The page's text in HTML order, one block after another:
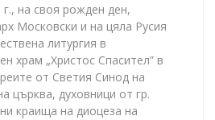
на своя рожден ден,
Московски и на цяла Русия
литургия в
храм „Христос Спасител” в
от Светия Синод на
църква, духовници от гр.
краища на диоцеза на